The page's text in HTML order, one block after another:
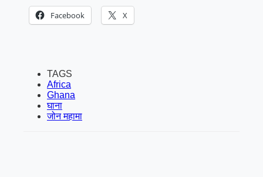
Facebook X
TAGS
Africa
Ghana
घाना
जोन महामा